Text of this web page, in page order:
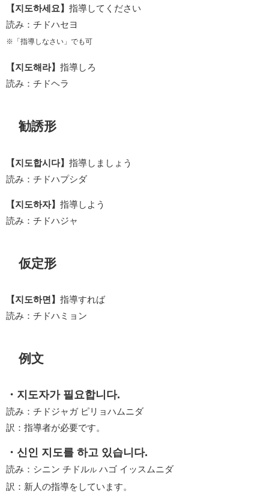
【지도하세요】 指導してください
読み：チドハセヨ
※「指導しなさい」でも可
【지도해라】 指導しろ
読み：チドヘラ
勧誘形
【지도합시다】 指導しましょう
読み：チドハプシダ
【지도하자】 指導しよう
読み：チドハジャ
仮定形
【지도하면】 指導すれば
読み：チドハミョン
例文
・지도자가 필요합니다.
読み：チドジャガ ピリョハムニダ
訳：指導者が必要です。
・신인 지도를 하고 있습니다.
読み：シニン チドルル ハゴ イッスムニダ
訳：新人の指導をしています。